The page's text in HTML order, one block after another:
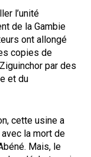
l’unité
de la Gambie
ont allongé
copies de
par des
et du
cette usine a
la mort de
Mais, le